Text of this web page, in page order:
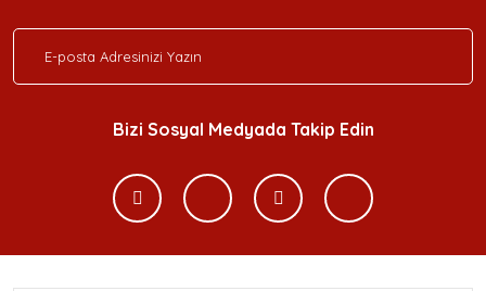
Bizi Sosyal Medyada Takip Edin